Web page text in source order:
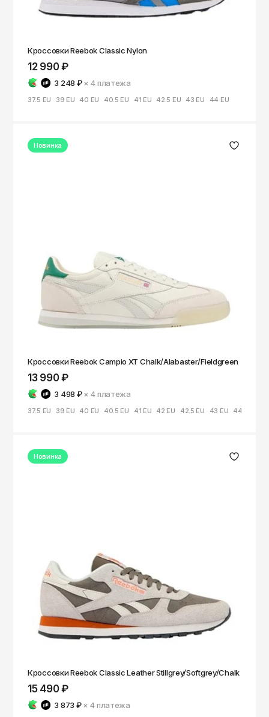
Кроссовки Reebok Classic Nylon
12 990 ₽
3 248 ₽ × 4платежа
37.5 EU 39 EU 40 EU 40.5 EU 41 EU 42.5 EU 43 EU 44 EU
Новинка
Кроссовки Reebok Campio XT Chalk/Alabaster/Fieldgreen
13 990 ₽
3 498 ₽ × 4платежа
37.5 EU 39 EU 40 EU 40.5 EU 41 EU 42 EU 42.5 EU 43 EU 44 EU
Новинка
Кроссовки Reebok Classic Leather Stillgrey/Softgrey/Chalk
15 490 ₽
3 873 ₽ × 4платежа